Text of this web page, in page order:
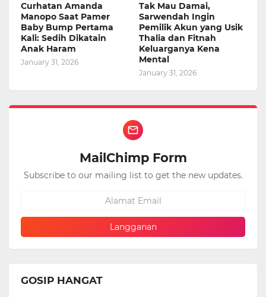
Curhatan Amanda
Manopo Saat Pamer
Baby Bump Pertama
Kali: Sedih Dikatain
Anak Haram
January 31, 2026
Tak Mau Damai,
Sarwendah Ingin
Pemilik Akun yang Usik
Thalia dan Fitnah
Keluarganya Kena
Mental
January 31, 2026
MailChimp Form
Subscribe to our mailing list to get the new updates.
GOSIP HANGAT